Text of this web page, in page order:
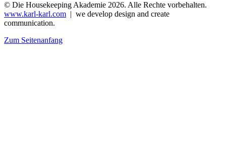
© Die Housekeeping Akademie 2026. Alle Rechte vorbehalten.
www.karl-karl.com | we develop design and create
communication.
Zum Seitenanfang